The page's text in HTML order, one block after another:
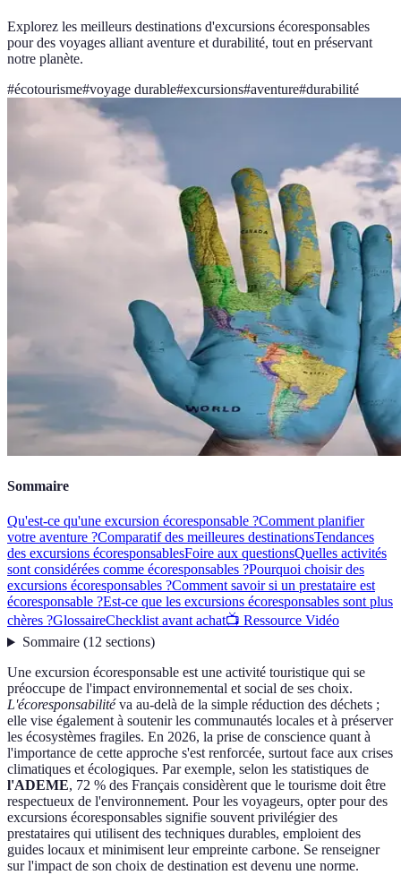
Explorez les meilleurs destinations d'excursions écoresponsables
pour des voyages alliant aventure et durabilité, tout en préservant
notre planète.
#écotourisme#voyage durable#excursions#aventure#durabilité
Sommaire
Qu'est-ce qu'une excursion écoresponsable ?Comment planifier
votre aventure ?Comparatif des meilleures destinationsTendances
des excursions écoresponsablesFoire aux questionsQuelles activités
sont considérées comme écoresponsables ?Pourquoi choisir des
excursions écoresponsables ?Comment savoir si un prestataire est
écoresponsable ?Est-ce que les excursions écoresponsables sont plus
chères ?GlossaireChecklist avant achat📺 Ressource Vidéo
Sommaire(12 sections)
Une excursion écoresponsable est une activité touristique qui se
préoccupe de l'impact environnemental et social de ses choix.
L'écoresponsabilitéva au-delà de la simple réduction des déchets ;
elle vise également à soutenir les communautés locales et à préserver
les écosystèmes fragiles. En 2026, la prise de conscience quant à
l'importance de cette approche s'est renforcée, surtout face aux crises
climatiques et écologiques. Par exemple, selon les statistiques de
l'ADEME, 72 % des Français considèrent que le tourisme doit être
respectueux de l'environnement. Pour les voyageurs, opter pour des
excursions écoresponsables signifie souvent privilégier des
prestataires qui utilisent des techniques durables, emploient des
guides locaux et minimisent leur empreinte carbone. Se renseigner
sur l'impact de son choix de destination est devenu une norme.